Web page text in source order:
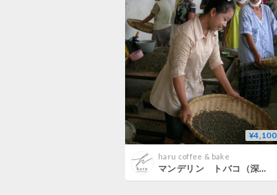
¥4,100
haru coffee & bake
マンデリン トバコ（深煎り）400g